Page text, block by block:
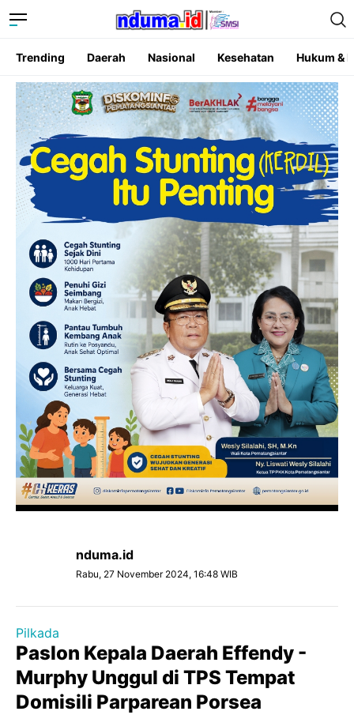
Trending Daerah Nasional Kesehatan Hukum &
nduma.id
Rabu, 27 November 2024, 16:48 WIB
Pilkada
Paslon Kepala Daerah Effendy -
Murphy Unggul di TPS Tempat
Domisili Parparean Porsea